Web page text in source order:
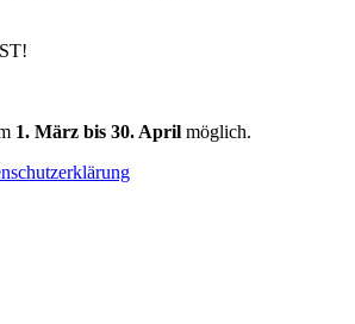
1. März bis 30. April möglich.